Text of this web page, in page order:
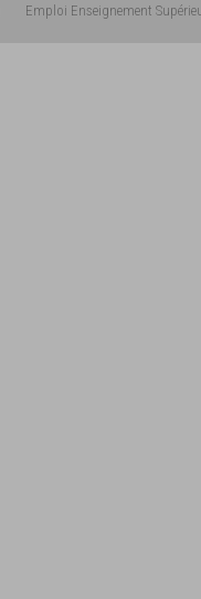
Emploi Enseignement